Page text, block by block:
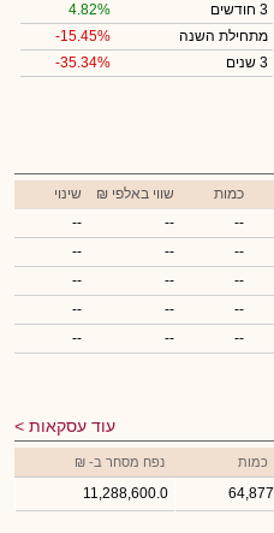
3 חודשים
4.82%
מתחילת השנה
-15.45%
3 שנים
-35.34%
כמות ₪ שווי באלפי
שינוי
--
--
--
--
--
--
--
--
--
--
--
--
--
--
--
עוד עסקאות
כמות נפח מסחר ב- ₪
64,877
11,288,600.0